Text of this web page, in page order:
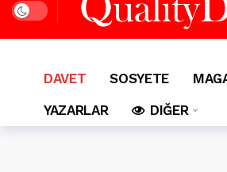
Dark mode
DAVET SOSYETE
YAZARLAR
DIĞER